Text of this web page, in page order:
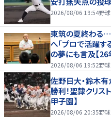
2026/08/06 19:54野球
東筑の夏終わる
へ「プロで活躍す
の夢にも言及【26
2026/08/06 19:52野球
佐野日大・鈴木
勝利！聖隷クリス
甲子園】
2026/08/06 20:35野球